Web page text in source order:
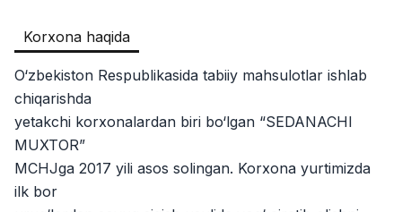
Education and Training
Kamolon osh
Boshqa
Ish o‘rinlari:42
Zahratun
Trade and Retail
Trade and Retail
Korxona haqida
O‘zbekiston Respublikasida tabiiy mahsulotlar ishlab
chiqarishda
yetakchi korxonalardan biri bo‘lgan “SEDANACHI
MUXTOR”
MCHJga 2017 yili asos solingan. Korxona yurtimizda
ilk bor